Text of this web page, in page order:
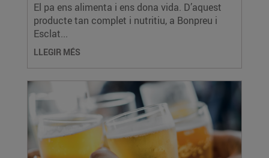
El pa ens alimenta i ens dona vida. D’aquest
producte tan complet i nutritiu, a Bonpreu i
Esclat...
LLEGIR MÉS